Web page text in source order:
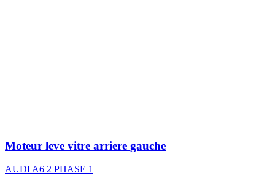
Moteur leve vitre arriere gauche
AUDI A6 2 PHASE 1